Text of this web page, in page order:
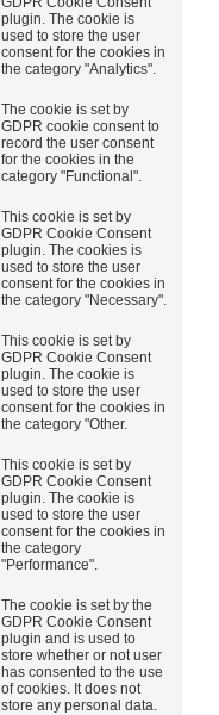
plugin. The cookie is
used to store the user
consent for the cookies in
the category "Analytics".
The cookie is set by
GDPR cookie consent to
record the user consent
for the cookies in the
category "Functional".
This cookie is set by
GDPR Cookie Consent
plugin. The cookies is
used to store the user
consent for the cookies in
the category "Necessary".
This cookie is set by
GDPR Cookie Consent
plugin. The cookie is
used to store the user
consent for the cookies in
the category "Other.
This cookie is set by
GDPR Cookie Consent
plugin. The cookie is
used to store the user
consent for the cookies in
the category
"Performance".
The cookie is set by the
GDPR Cookie Consent
plugin and is used to
store whether or not user
has consented to the use
of cookies. It does not
store any personal data.